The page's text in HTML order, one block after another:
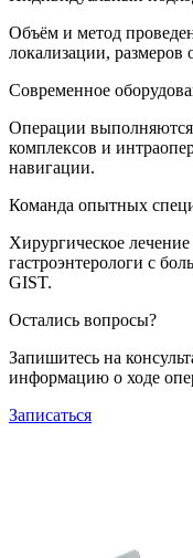
Объём и метод
локализации, размеров
Современное
Операции
комплексов и
навигации.
Команда опытных
Хирургическое
гастроэнтерологи с
GIST.
Остались вопросы?
Запишитесь на
информацию о ходе
Записаться